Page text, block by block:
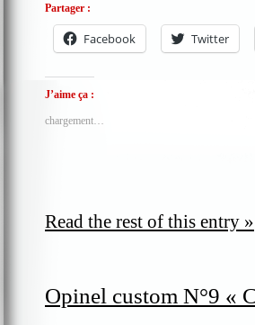
Partager :
Facebook Twitter
J’aime ça :
chargement…
Read the rest of this entry »
Opinel custom N°9 «